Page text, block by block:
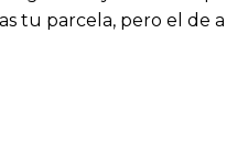
tu parcela, pero el de a